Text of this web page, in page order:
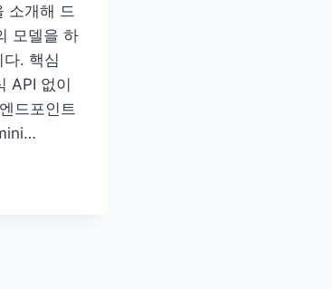
소개해 드
모델을 하
. 핵심
API 없이
드포인트